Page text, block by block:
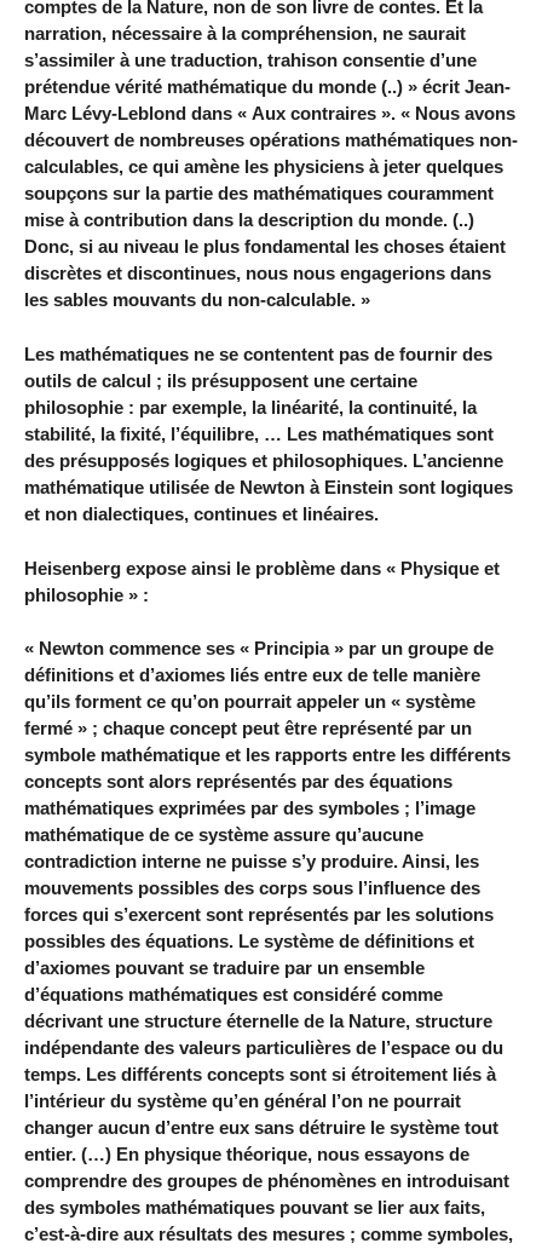
comptes de la Nature, non de son livre de contes. Et la
narration, nécessaire à la compréhension, ne saurait
s’assimiler à une traduction, trahison consentie d’une
prétendue vérité mathématique du monde (..) » écrit Jean-
Marc Lévy-Leblond dans « Aux contraires ». « Nous avons
découvert de nombreuses opérations mathématiques non-
calculables, ce qui amène les physiciens à jeter quelques
soupçons sur la partie des mathématiques couramment
mise à contribution dans la description du monde. (..)
Donc, si au niveau le plus fondamental les choses étaient
discrètes et discontinues, nous nous engagerions dans
les sables mouvants du non-calculable. »
Les mathématiques ne se contentent pas de fournir des
outils de calcul ; ils présupposent une certaine
philosophie : par exemple, la linéarité, la continuité, la
stabilité, la fixité, l’équilibre, … Les mathématiques sont
des présupposés logiques et philosophiques. L’ancienne
mathématique utilisée de Newton à Einstein sont logiques
et non dialectiques, continues et linéaires.
Heisenberg expose ainsi le problème dans « Physique et
philosophie » :
« Newton commence ses « Principia » par un groupe de
définitions et d’axiomes liés entre eux de telle manière
qu’ils forment ce qu’on pourrait appeler un « système
fermé » ; chaque concept peut être représenté par un
symbole mathématique et les rapports entre les différents
concepts sont alors représentés par des équations
mathématiques exprimées par des symboles ; l’image
mathématique de ce système assure qu’aucune
contradiction interne ne puisse s’y produire. Ainsi, les
mouvements possibles des corps sous l’influence des
forces qui s’exercent sont représentés par les solutions
possibles des équations. Le système de définitions et
d’axiomes pouvant se traduire par un ensemble
d’équations mathématiques est considéré comme
décrivant une structure éternelle de la Nature, structure
indépendante des valeurs particulières de l’espace ou du
temps. Les différents concepts sont si étroitement liés à
l’intérieur du système qu’en général l’on ne pourrait
changer aucun d’entre eux sans détruire le système tout
entier. (…) En physique théorique, nous essayons de
comprendre des groupes de phénomènes en introduisant
des symboles mathématiques pouvant se lier aux faits,
c’est-à-dire aux résultats des mesures ; comme symboles,